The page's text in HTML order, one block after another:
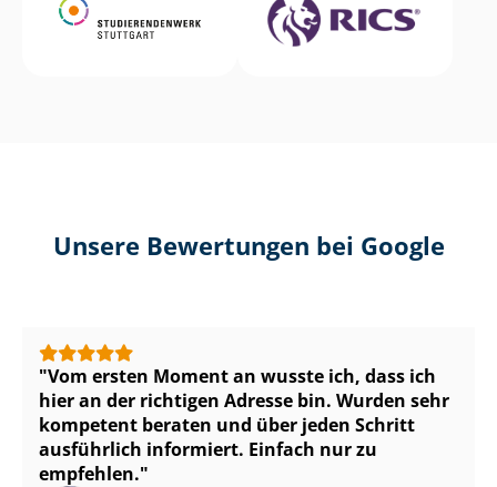
Unsere Bewertungen bei Google
Vom ersten Moment an wusste ich, dass ich
hier an der richtigen Adresse bin. Wurden sehr
kompetent beraten und über jeden Schritt
ausführlich informiert. Einfach nur zu
empfehlen.